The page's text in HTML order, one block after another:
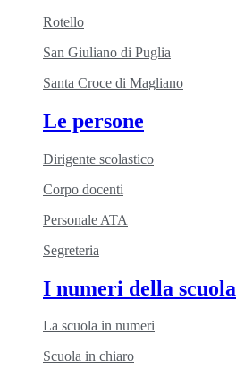
Rotello
San Giuliano di Puglia
Santa Croce di Magliano
Le persone
Dirigente scolastico
Corpo docenti
Personale ATA
Segreteria
I numeri della scuola
La scuola in numeri
Scuola in chiaro